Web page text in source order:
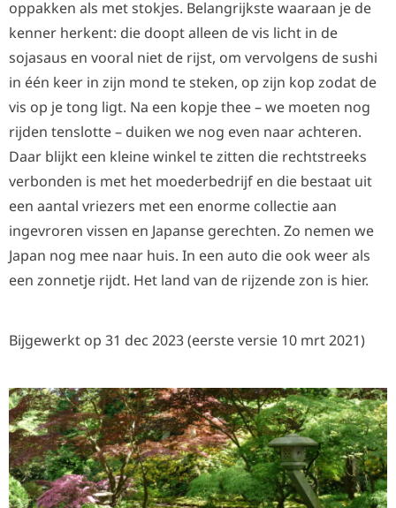
oppakken als met stokjes. Belangrijkste waaraan je de
kenner herkent: die doopt alleen de vis licht in de
sojasaus en vooral niet de rijst, om vervolgens de sushi
in één keer in zijn mond te steken, op zijn kop zodat de
vis op je tong ligt. Na een kopje thee – we moeten nog
rijden tenslotte – duiken we nog even naar achteren.
Daar blijkt een kleine winkel te zitten die rechtstreeks
verbonden is met het moederbedrijf en die bestaat uit
een aantal vriezers met een enorme collectie aan
ingevroren vissen en Japanse gerechten. Zo nemen we
Japan nog mee naar huis. In een auto die ook weer als
een zonnetje rijdt. Het land van de rijzende zon is hier.
Bijgewerkt op 31 dec 2023 (eerste versie 10 mrt 2021)